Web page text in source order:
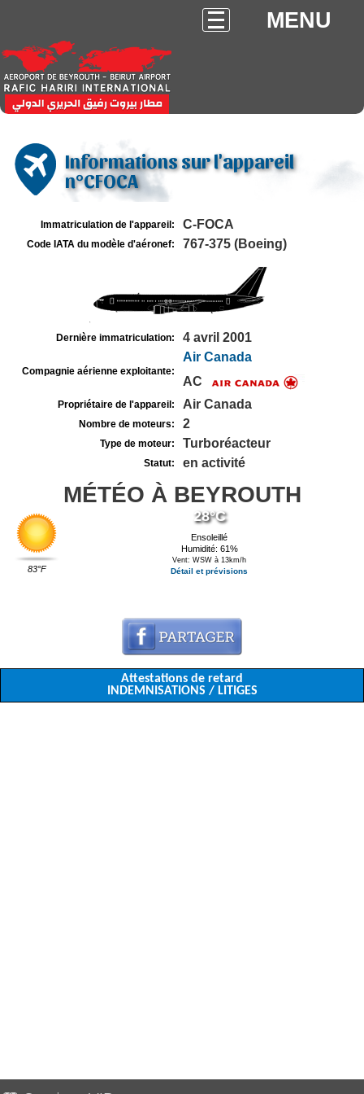
MENU
Informations sur l'appareil
n°CFOCA
Immatriculation de l'appareil: C-FOCA
Code IATA du modèle d'aéronef: 767-375 (Boeing)
Dernière immatriculation: 4 avril 2001
Compagnie aérienne exploitante:
Air Canada
AC
Propriétaire de l'appareil: Air Canada
Nombre de moteurs: 2
Type de moteur: Turboréacteur
Statut: en activité
MÉTÉO À BEYROUTH
83°F
28°C
Ensoleillé
Humidité: 61%
Vent: WSW à 13km/h
Détail et prévisions
Attestations de retard
INDEMNISATIONS / LITIGES